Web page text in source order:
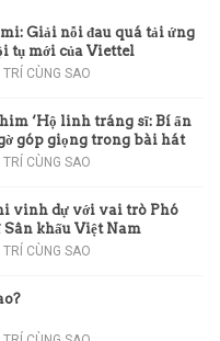
Giải nỗi đau quá tải ứng
tụ mới của Viettel
TRÍ CÙNG SAO
‘Hộ linh tráng sĩ: Bí ẩn
góp giọng trong bài hát
TRÍ CÙNG SAO
vinh dự với vai trò Phó
khấu Việt Nam
TRÍ CÙNG SAO